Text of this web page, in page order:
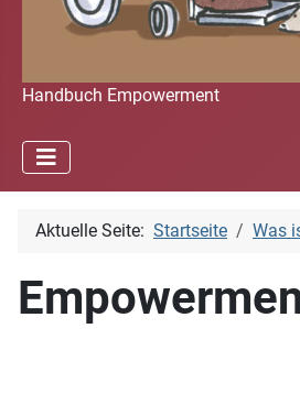
Handbuch Empowerment
Aktuelle Seite: Startseite Was